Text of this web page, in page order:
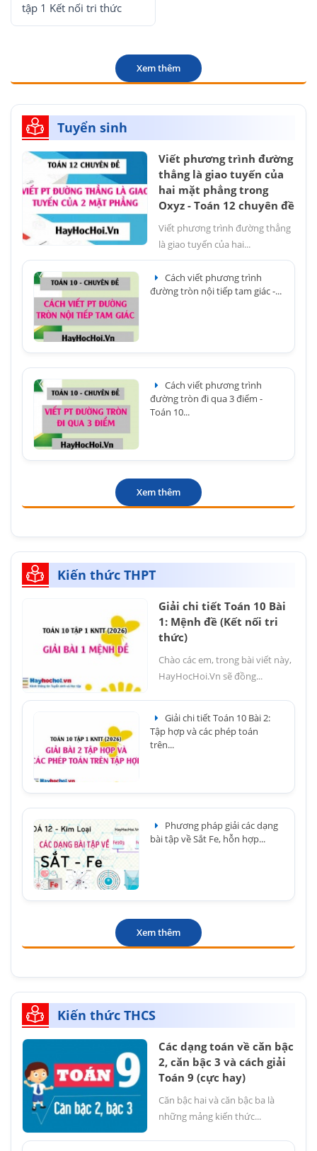
tập 1 Kết nối tri thức
Xem thêm
Tuyển sinh
Viết phương trình đường
thẳng là giao tuyến của
hai mặt phẳng trong
Oxyz - Toán 12 chuyên đề
Viết phương trình đường thẳng
là giao tuyến của hai...
Cách viết phương trình
đường tròn nội tiếp tam giác -...
Cách viết phương trình
đường tròn đi qua 3 điểm -
Toán 10...
Xem thêm
Kiến thức THPT
Giải chi tiết Toán 10 Bài
1: Mệnh đề (Kết nối tri
thức)
Chào các em, trong bài viết này,
HayHocHoi.Vn sẽ đồng...
Giải chi tiết Toán 10 Bài 2:
Tập hợp và các phép toán
trên...
Phương pháp giải các dạng
bài tập về Sắt Fe, hỗn hợp...
Xem thêm
Kiến thức THCS
Các dạng toán về căn bậc
2, căn bậc 3 và cách giải
Toán 9 (cực hay)
Căn bậc hai và căn bậc ba là
những mảng kiến thức...